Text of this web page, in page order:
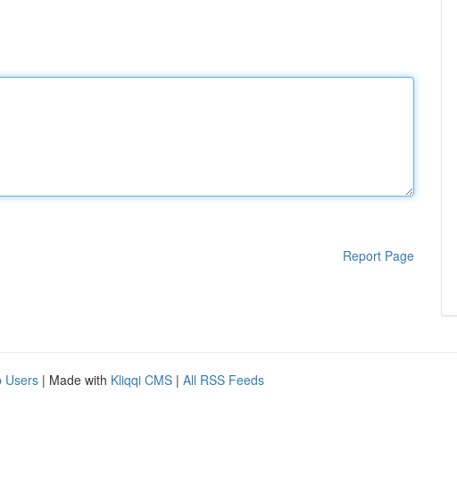
Report Page
Users | Made with Kliqqi CMS | All RSS Feeds